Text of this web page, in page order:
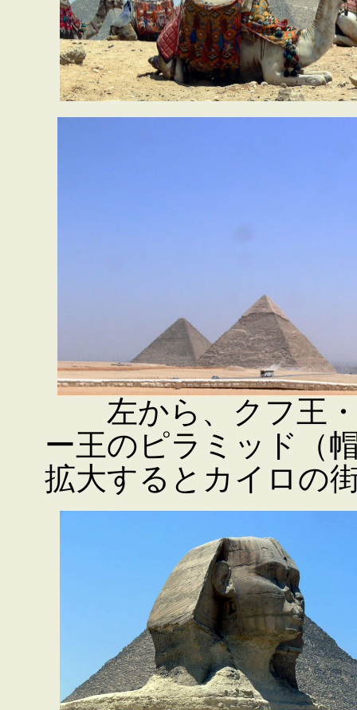
左から、クフ王・
ー王のピラミッド（
拡大するとカイロの